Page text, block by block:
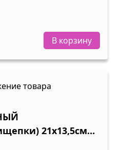
В корзину
21х13,5см